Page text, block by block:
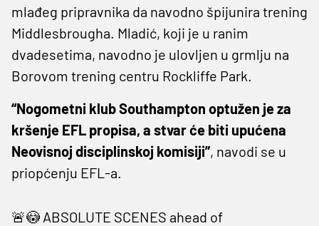
mlađeg pripravnika da navodno špijunira trening
Middlesbrougha. Mladić, koji je u ranim
dvadesetima, navodno je ulovljen u grmlju na
Borovom trening centru Rockliffe Park.
“Nogometni klub Southampton optužen je za
kršenje EFL propisa, a stvar će biti upućena
Neovisnoj disciplinskoj komisiji”, navodi se u
priopćenju EFL-a.
🚨😳 ABSOLUTE SCENES ahead of